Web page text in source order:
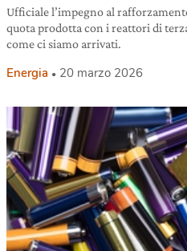
Ufficiale l’impegno al
quota prodotta con i reattori di
come ci siamo arrivati.
Energia 20 marzo 2026